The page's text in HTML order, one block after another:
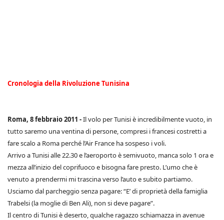
Cronologia della Rivoluzione Tunisina
Roma, 8 febbraio 2011 -Il volo per Tunisi è incredibilmente vuoto, in
tutto saremo una ventina di persone, compresi i francesi costretti a
fare scalo a Roma perché l’Air France ha sospeso i voli.
Arrivo a Tunisi alle 22.30 e l’aeroporto è semivuoto, manca solo 1 ora e
mezza all’inizio del coprifuoco e bisogna fare presto. L’umo che è
venuto a prendermi mi trascina verso l’auto e subito partiamo.
Usciamo dal parcheggio senza pagare: “E’ di proprietà della famiglia
Trabelsi (la moglie di Ben Ali), non si deve pagare”.
Il centro di Tunisi è deserto, qualche ragazzo schiamazza in avenue